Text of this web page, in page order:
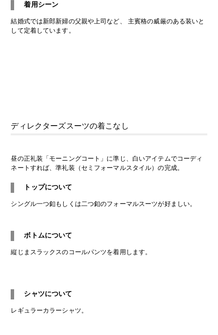
着用シーン
結婚式では新郎新婦の父親や上司など、 主賓格の威厳のある装いと
して定着しています。
ディレクターズスーツの着こなし
昼の正礼装「モーニングコート」に準じ、白いアイテムでコーディ
ネートすれば、準礼装（セミフォーマルスタイル）の完成。
トップについて
シングル一つ釦もしくは二つ釦のフォーマルスーツが好ましい。
ボトムについて
縦じまスラックスの コールパンツを着用します。
シャツについて
レギュラーカラーシャツ 。